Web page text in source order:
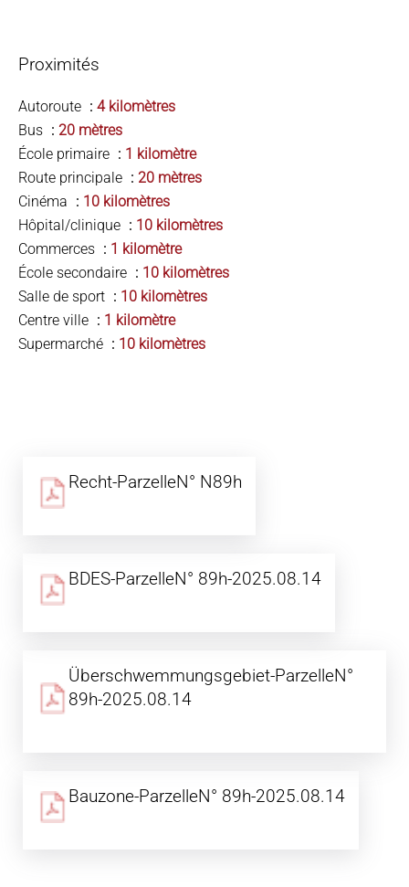
Proximités
Autoroute
4 kilomètres
Bus
20 mètres
École primaire
1 kilomètre
Route principale
20 mètres
Cinéma
10 kilomètres
Hôpital/clinique
10 kilomètres
Commerces
1 kilomètre
École secondaire
10 kilomètres
Salle de sport
10 kilomètres
Centre ville
1 kilomètre
Supermarché
10 kilomètres
Recht-ParzelleN° N89h
BDES-ParzelleN° 89h-2025.08.14
Überschwemmungsgebiet-ParzelleN°
89h-2025.08.14
Bauzone-ParzelleN° 89h-2025.08.14